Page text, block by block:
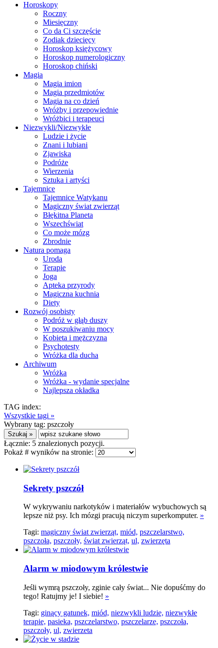
Horoskopy
Roczny
Miesięczny
Co da Ci szczęście
Zodiak dziecięcy
Horoskop księżycowy
Horoskop numerologiczny
Horoskop chiński
Magia
Magia imion
Magia przedmiotów
Magia na co dzień
Wróżby i przepowiednie
Wróżbici i terapeuci
Niezwykli/Niezwykłe
Ludzie i życie
Znani i lubiani
Zjawiska
Podróże
Wierzenia
Sztuka i artyści
Tajemnice
Tajemnice Watykanu
Magiczny świat zwierząt
Błękitna Planeta
Wszechświat
Co może mózg
Zbrodnie
Natura pomaga
Uroda
Terapie
Joga
Apteka przyrody
Magiczna kuchnia
Diety
Rozwój osobisty
Podróż w głąb duszy
W poszukiwaniu mocy
Kobieta i mężczyzna
Psychotesty
Wróżka dla ducha
Archiwum
Wróżka
Wróżka - wydanie specjalne
Najlepsza okładka
TAG index:
Wszystkie tagi »
Wybrany tag: pszczoły
Łącznie: 5 znalezionych pozycji.
Pokaż # wyników na stronie:
Sekrety pszczół
W wykrywaniu narkotyków i materiałów wybuchowych są
lepsze niż psy. Ich mózgi pracują niczym superkomputer. »
Tagi: magiczny świat zwierząt, miód, pszczelarstwo,
pszczoła, pszczoły, świat zwierząt, ul, zwierzęta
Alarm w miodowym królestwie
Jeśli wymrą pszczoły, zginie cały świat... Nie dopuśćmy do
tego! Ratujmy je! I siebie! »
Tagi: ginący gatunek, miód, niezwykli ludzie, niezwykłe
terapie, pasieka, pszczelarstwo, pszczelarze, pszczoła,
pszczoły, ul, zwierzeta